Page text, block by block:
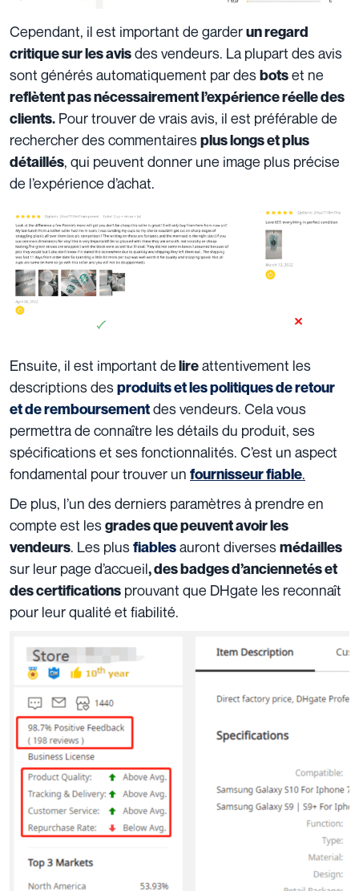
Cependant, il est important de garderun regard
critique sur les avisdes vendeurs. La plupart des avis
sont générés automatiquement par desbotset ne
reflètent pas nécessairement l’expérience réelle des
clients. Pour trouver de vrais avis, il est préférable de
rechercher des commentairesplus longs et plus
détaillés, qui peuvent donner une image plus précise
de l’expérience d’achat.
Ensuite, il est important delireattentivement les
descriptions desproduits et les politiques de retour
et de remboursementdes vendeurs. Cela vous
permettra de connaître les détails du produit, ses
spécifications et ses fonctionnalités. C’est un aspect
fondamental pour trouver un fournisseur fiable.
De plus, l’un des derniers paramètres à prendre en
compte est lesgrades que peuvent avoir les
vendeurs. Les plusfiablesauront diversesmédailles
sur leur page d’accueil,des badges d’anciennetés et
des certifications prouvant que DHgate les reconnaît
pour leur qualité et fiabilité.